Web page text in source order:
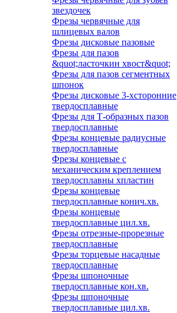
звездочек
Фрезы червячные для
шлицевых валов
Фрезы дисковые пазовые
Фрезы для пазов
&quot;ласточкин хвост&quot;
Фрезы для пазов сегментных
шпонок
Фрезы дисковые 3-хсторонние
твердосплавные
Фрезы для Т-образных пазов
твердосплавные
Фрезы концевые радиусные
твердосплавные
Фрезы концевые с
механическим креплением
твердосплавны хпластин
Фрезы концевые
твердосплавные конич.хв.
Фрезы концевые
твердосплавные цил.хв.
Фрезы отрезные-прорезные
твердосплавные
Фрезы торцевые насадные
твердосплавные
Фрезы шпоночные
твердосплавные кон.хв.
Фрезы шпоночные
твердосплавные цил.хв.